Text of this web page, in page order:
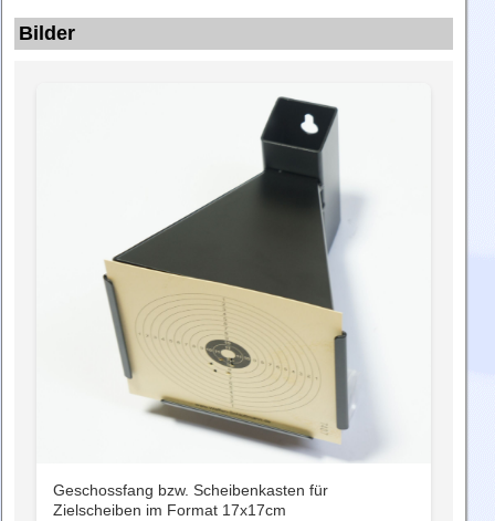
Bilder
Geschossfang bzw. Scheibenkasten für
Zielscheiben im Format 17x17cm